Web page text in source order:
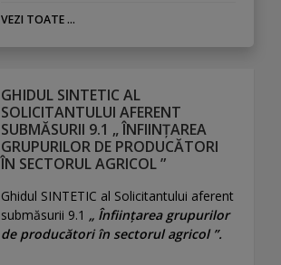
VEZI TOATE ...
GHIDUL SINTETIC AL
SOLICITANTULUI AFERENT
SUBMĂSURII 9.1 „ ÎNFIINȚAREA
GRUPURILOR DE PRODUCĂTORI
ÎN SECTORUL AGRICOL ”
Ghidul SINTETIC al Solicitantului aferent
submăsurii 9.1 „ Înființarea grupurilor
de producători în sectorul agricol ”.